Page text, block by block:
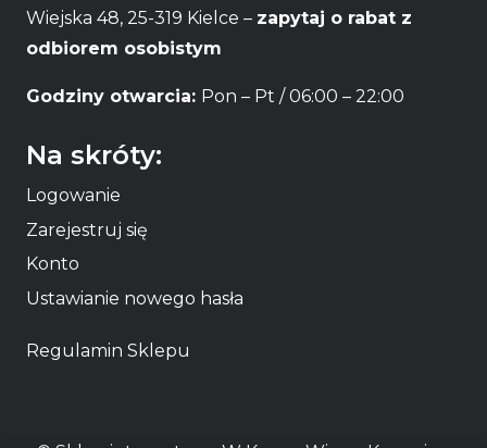
Wiejska 48, 25-319 Kielce – zapytaj o rabat z
odbiorem osobistym
Godziny otwarcia: Pon – Pt / 06:00 – 22:00
Na skróty:
Logowanie
Zarejestruj się
Konto
Ustawianie nowego hasła
Regulamin Sklepu